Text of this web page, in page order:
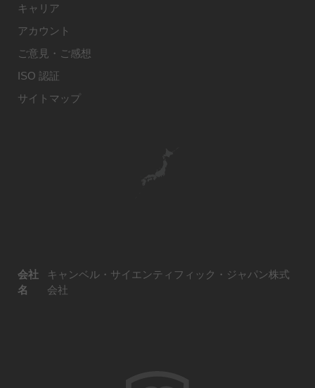
キャリア
アカウント
ご意見・ご感想
ISO 認証
サイトマップ
会社
名
キャンベル・サイエンティフィック・ジャパン株式
会社